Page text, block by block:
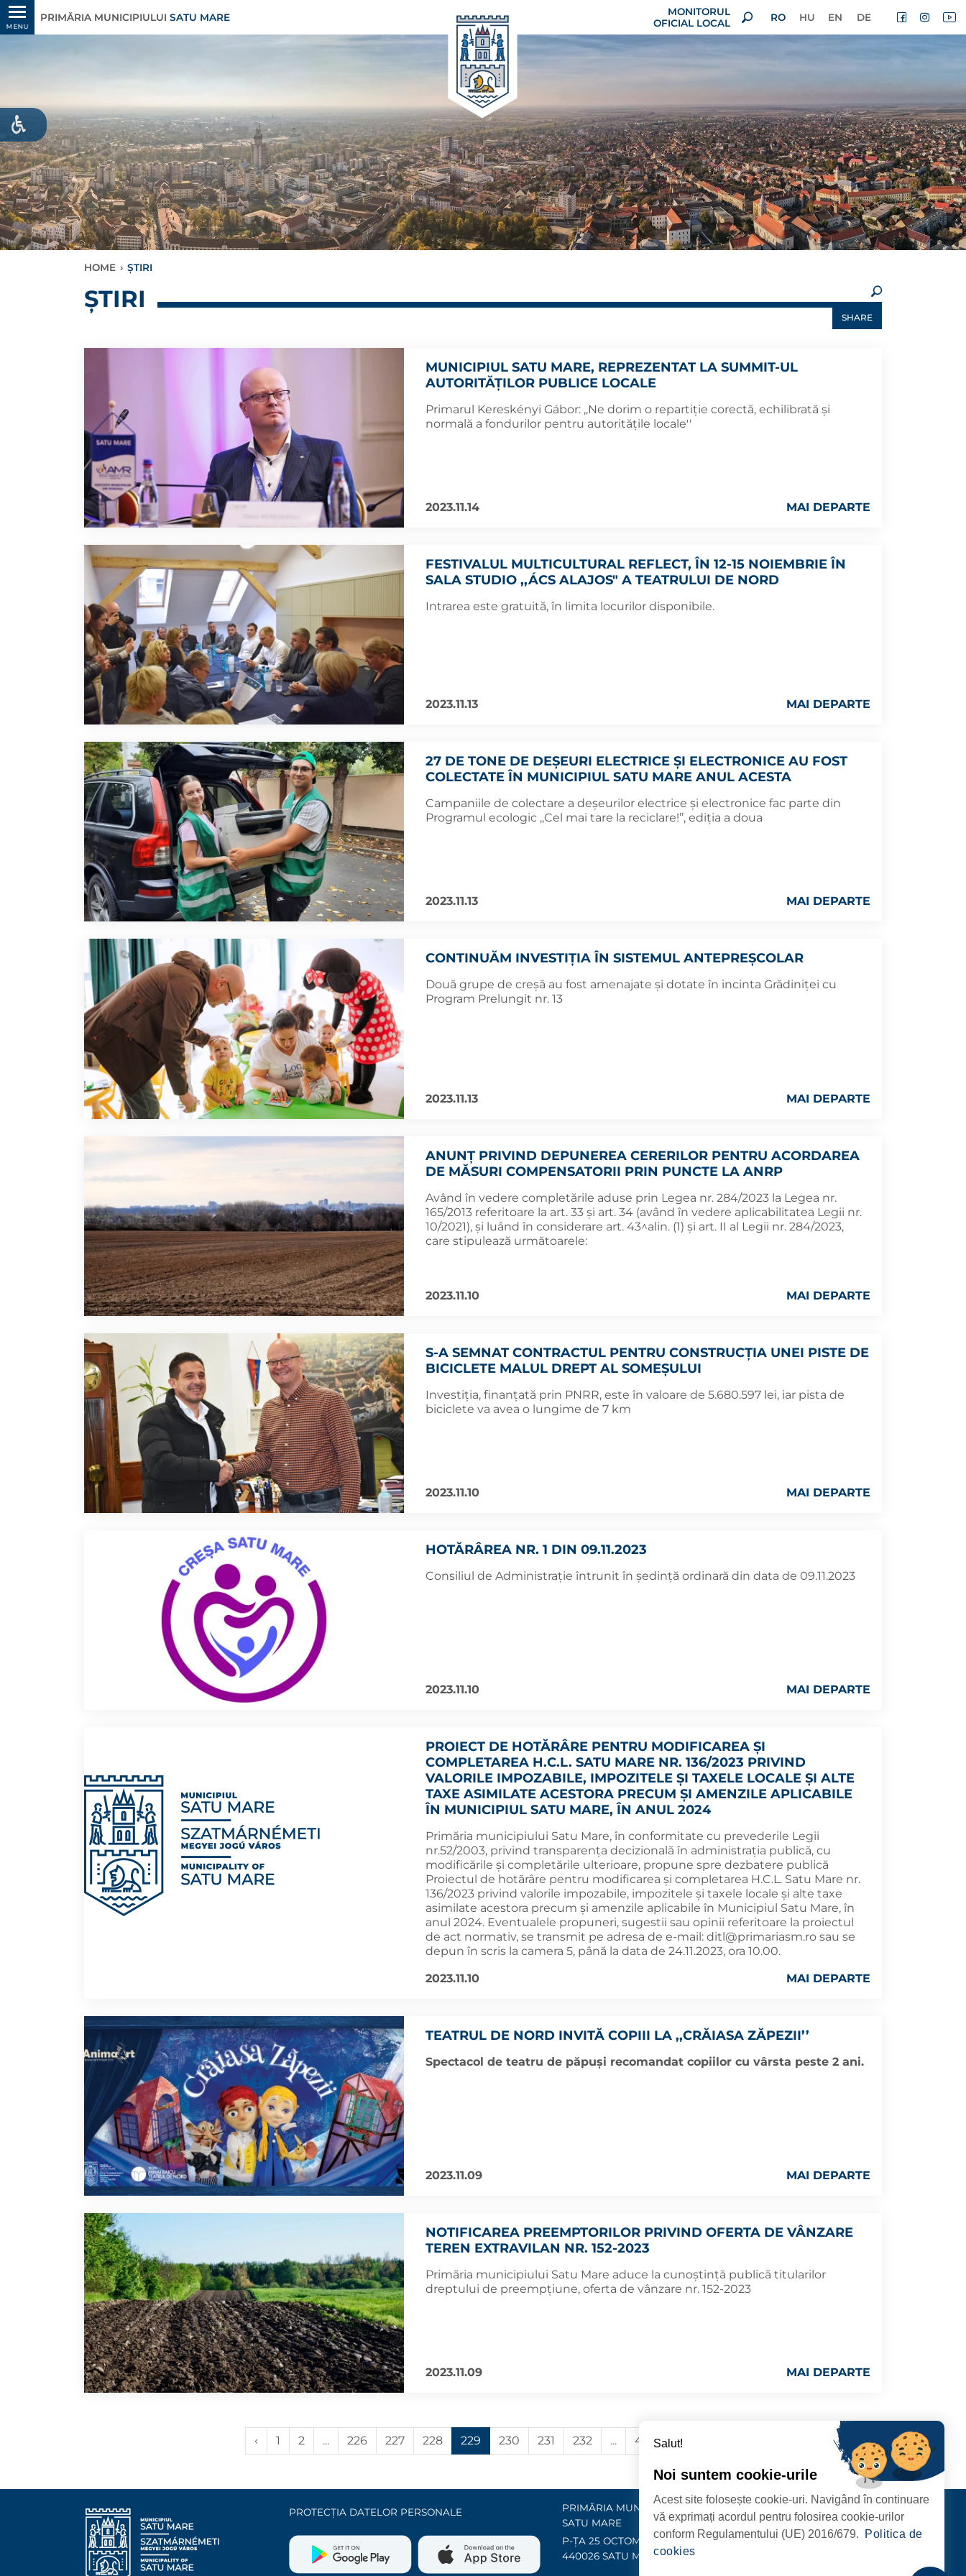
MENU
PRIMĂRIA MUNICIPIULUI SATU MARE
MONITORUL
OFICIAL LOCAL
RO HU EN DE
HOME › ȘTIRI
ȘTIRI
SHARE
MUNICIPIUL SATU MARE, REPREZENTAT LA SUMMIT-UL
AUTORITĂȚILOR PUBLICE LOCALE
Primarul Kereskényi Gábor: ,,Ne dorim o repartiţie corectă, echilibrată şi
normală a fondurilor pentru autorităţile locale''
2023.11.14 MAI DEPARTE
FESTIVALUL MULTICULTURAL REFLECT, ÎN 12-15 NOIEMBRIE ÎN
SALA STUDIO ,,ÁCS ALAJOS" A TEATRULUI DE NORD
Intrarea este gratuită, în limita locurilor disponibile.
2023.11.13 MAI DEPARTE
27 DE TONE DE DEȘEURI ELECTRICE ȘI ELECTRONICE AU FOST
COLECTATE ÎN MUNICIPIUL SATU MARE ANUL ACESTA
Campaniile de colectare a deşeurilor electrice şi electronice fac parte din
Programul ecologic ,,Cel mai tare la reciclare!’’, ediția a doua
2023.11.13 MAI DEPARTE
CONTINUĂM INVESTIȚIA ÎN SISTEMUL ANTEPREȘCOLAR
Două grupe de creșă au fost amenajate și dotate în incinta Grădiniței cu
Program Prelungit nr. 13
2023.11.13 MAI DEPARTE
ANUNȚ PRIVIND DEPUNEREA CERERILOR PENTRU ACORDAREA
DE MĂSURI COMPENSATORII PRIN PUNCTE LA ANRP
Având în vedere completările aduse prin Legea nr. 284/2023 la Legea nr.
165/2013 referitoare la art. 33 și art. 34 (având în vedere aplicabilitatea Legii nr.
10/2021), și luând în considerare art. 43^alin. (1) și art. II al Legii nr. 284/2023,
care stipulează următoarele:
2023.11.10 MAI DEPARTE
S-A SEMNAT CONTRACTUL PENTRU CONSTRUCȚIA UNEI PISTE DE
BICICLETE MALUL DREPT AL SOMEȘULUI
Investiția, finanțată prin PNRR, este în valoare de 5.680.597 lei, iar pista de
biciclete va avea o lungime de 7 km
2023.11.10 MAI DEPARTE
HOTĂRÂREA NR. 1 DIN 09.11.2023
Consiliul de Administrație întrunit în ședință ordinară din data de 09.11.2023
2023.11.10 MAI DEPARTE
PROIECT DE HOTĂRÂRE PENTRU MODIFICAREA ȘI
COMPLETAREA H.C.L. SATU MARE NR. 136/2023 PRIVIND
VALORILE IMPOZABILE, IMPOZITELE ȘI TAXELE LOCALE ȘI ALTE
TAXE ASIMILATE ACESTORA PRECUM ȘI AMENZILE APLICABILE
ÎN MUNICIPIUL SATU MARE, ÎN ANUL 2024
Primăria municipiului Satu Mare, în conformitate cu prevederile Legii
nr.52/2003, privind transparența decizională în administrația publică, cu
modificările și completările ulterioare, propune spre dezbatere publică
Proiectul de hotărâre pentru modificarea și completarea H.C.L. Satu Mare nr.
136/2023 privind valorile impozabile, impozitele și taxele locale și alte taxe
asimilate acestora precum și amenzile aplicabile în Municipiul Satu Mare, în
anul 2024. Eventualele propuneri, sugestii sau opinii referitoare la proiectul
de act normativ, se transmit pe adresa de e-mail: ditl@primariasm.ro sau se
depun în scris la camera 5, până la data de 24.11.2023, ora 10.00.
2023.11.10
MAI DEPARTE
TEATRUL DE NORD INVITĂ COPIII LA ,,CRĂIASA ZĂPEZII’’
Spectacol de teatru de păpuși recomandat copiilor cu vârsta peste 2 ani.
2023.11.09 MAI DEPARTE
NOTIFICAREA PREEMPTORILOR PRIVIND OFERTA DE VÂNZARE
TEREN EXTRAVILAN NR. 152-2023
Primăria municipiului Satu Mare aduce la cunoștință publică titularilor
dreptului de preempțiune, oferta de vânzare nr. 152-2023
2023.11.09 MAI DEPARTE
‹ 1 2 ... 226 227 228 229 230 231 232 ... 416 417
PROTECȚIA DATELOR PERSONALE
PRIMĂRIA MUNICIPIULUI
SATU MARE
P-ȚA 25 OCTOMBRIE, NR. 1 CORP M,
440026 SATU MARE
Contact
URMĂRIȚI-NE
Salut!
Noi suntem cookie-urile
Acest site folosește cookie-uri. Navigând în continuare
vă exprimați acordul pentru folosirea cookie-urilor
conform Regulamentului (UE) 2016/679.
Politica de
cookies